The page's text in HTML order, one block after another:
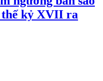
thế kỷ XVII ra